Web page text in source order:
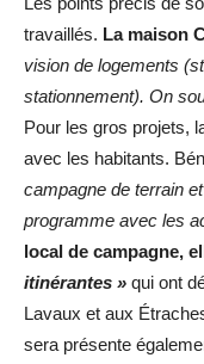
travaillés. La maison
vision de logements
stationnement). On
Pour les gros projets,
avec les habitants.
campagne de terrain
programme avec les
local de campagne,
itinérantes » qui ont
Lavaux et aux
sera présente